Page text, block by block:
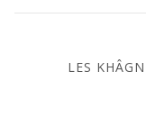
g
V
UN
LES